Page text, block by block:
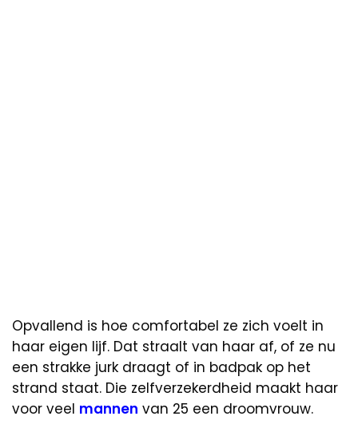
Opvallend is hoe comfortabel ze zich voelt in
haar eigen lijf. Dat straalt van haar af, of ze nu
een strakke jurk draagt of in badpak op het
strand staat. Die zelfverzekerdheid maakt haar
voor veel mannen van 25 een droomvrouw.